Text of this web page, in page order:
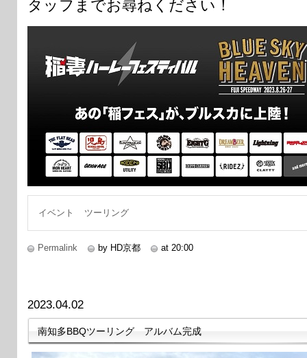
タッフまでお尋ねください！
イベント ツーリング
Permalink by HD京都 at 20:00
2023.04.02
南知多BBQツーリング アルバム完成